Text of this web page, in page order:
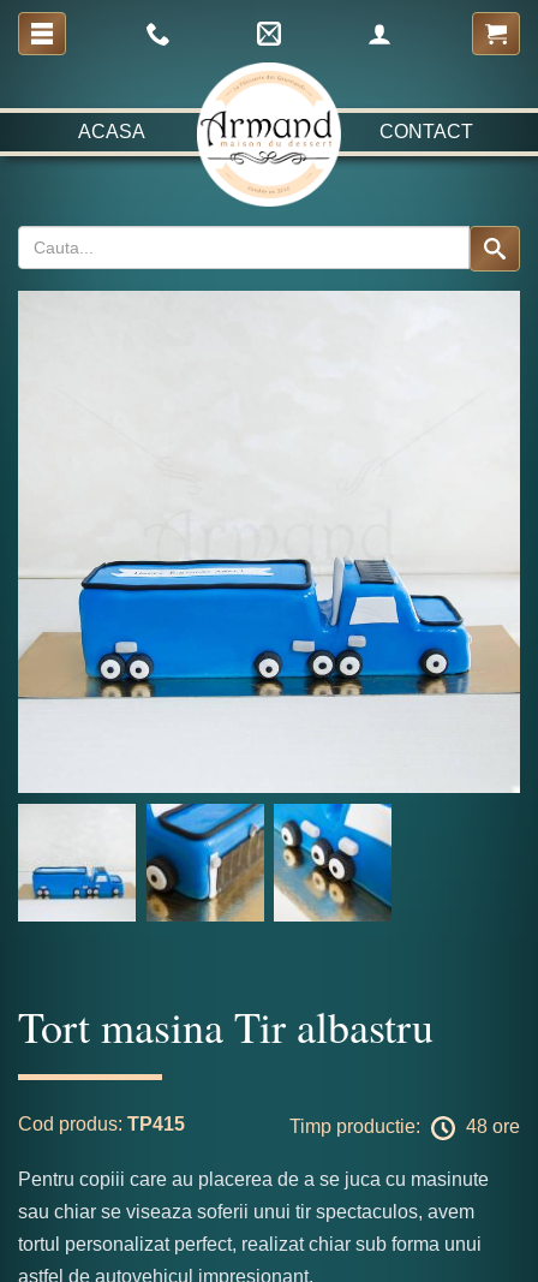
ACASA CONTACT
Tort masina Tir albastru
Cod produs: TP415 Timp productie: 48 ore
Pentru copiii care au placerea de a se juca cu masinute
sau chiar se viseaza soferii unui tir spectaculos, avem
tortul personalizat perfect, realizat chiar sub forma unui
astfel de autovehicul impresionant.